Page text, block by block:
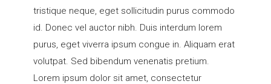
tristique neque, eget sollicitudin purus commodo
id. Donec vel auctor nibh. Duis interdum lorem
purus, eget viverra ipsum congue in. Aliquam erat
volutpat. Sed bibendum venenatis pretium.
Lorem ipsum dolor sit amet, consectetur